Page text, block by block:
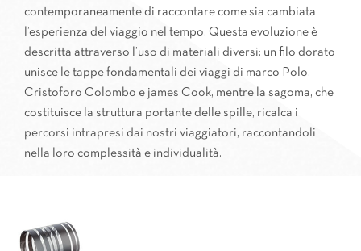
contemporaneamente di raccontare come sia cambiata
l’esperienza del viaggio nel tempo. Questa evoluzione è
descritta attraverso l’uso di materiali diversi: un filo dorato
unisce le tappe fondamentali dei viaggi di marco Polo,
Cristoforo Colombo e james Cook, mentre la sagoma, che
costituisce la struttura portante delle spille, ricalca i
percorsi intrapresi dai nostri viaggiatori, raccontandoli
nella loro complessità e individualità.